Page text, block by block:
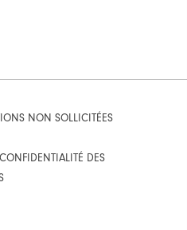
NON SOLLICITÉES
DES